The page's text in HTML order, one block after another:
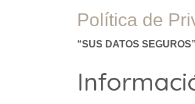
Política de
“SUS DATOS SEGUROS”